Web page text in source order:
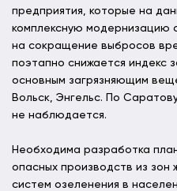
предприятия, которые на
комплексную модернизацию
на сокращение выбросов
поэтапно снижается индекс
основным загрязняющим
Вольск, Энгельс. По
не наблюдается.
Необходима разработка
опасных производств из зон
систем озеленения в